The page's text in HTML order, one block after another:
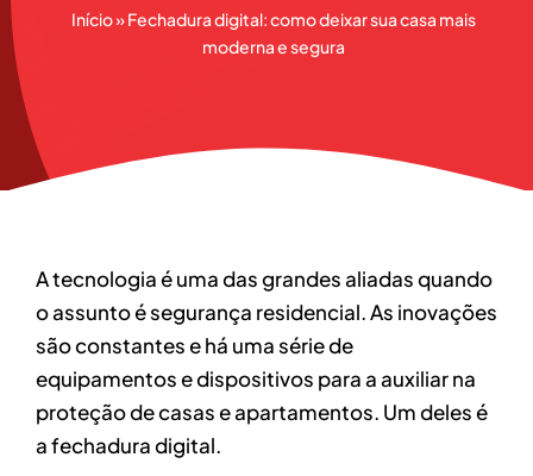
Início»Fechadura digital: como deixar sua casa mais
moderna e segura
A tecnologia é uma das grandes aliadas quando
o assunto é segurança residencial. As inovações
são constantes e há uma série de
equipamentos e dispositivos para a auxiliar na
proteção de casas e apartamentos. Um deles é
a fechadura digital.